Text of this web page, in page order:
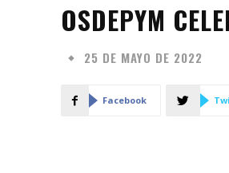
OSDEPYM
25 DE MAYO DE 2022
Facebook